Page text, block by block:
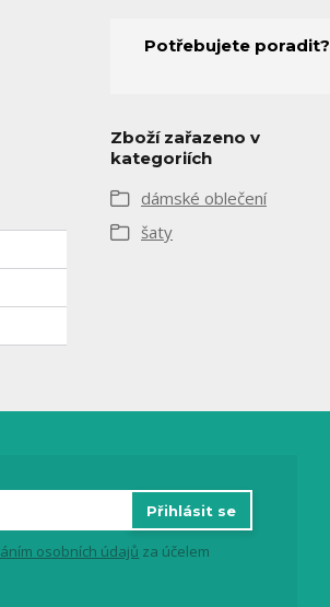
Potřebujete poradit?
Zboží zařazeno v
kategoriích
dámské oblečení
šaty
Přihlásit se
osobních údajů za účelem